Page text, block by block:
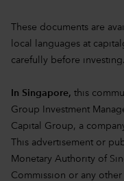
These documents are
local languages at
carefully before investing.
In Singapore, this
Group Investment
Capital Group, a
This advertisement or
Monetary Authority of
Commission or any